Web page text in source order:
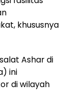
khususnya
Ashar di
ini
di wilayah